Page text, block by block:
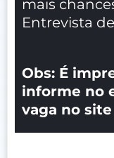
mais
Entrevista
Obs: É
informe no
vaga no